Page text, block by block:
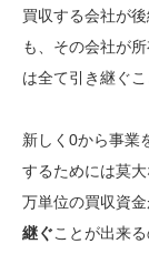
買収する会社が
も、 その会社が
は全て引き継ぐこ
新しく0から事業
するためには莫
万単位の買収資金
継ぐことが出来